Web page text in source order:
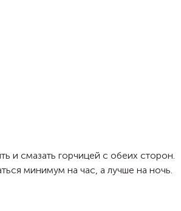
и смазать горчицей с обеих сторон.
минимум на час, а лучше на ночь.